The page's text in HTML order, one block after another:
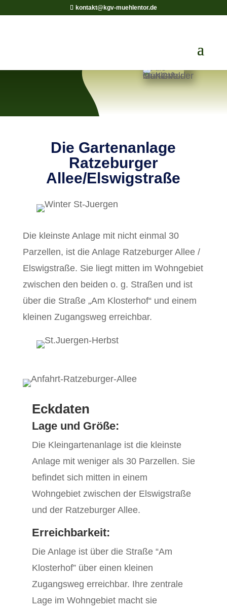
kontakt@kgv-muehlentor.de
Die Gartenanlage
Ratzeburger
Allee/Elswigstraße
Die kleinste Anlage mit nicht einmal 30
Parzellen, ist die Anlage Ratzeburger Allee /
Elswigstraße. Sie liegt mitten im Wohngebiet
zwischen den beiden o. g. Straßen und ist
über die Straße „Am Klosterhof“ und einem
kleinen Zugangsweg erreichbar.
Eckdaten
Lage und Größe:
Die Kleingartenanlage ist die kleinste
Anlage mit weniger als 30 Parzellen. Sie
befindet sich mitten in einem
Wohngebiet zwischen der Elswigstraße
und der Ratzeburger Allee.
Erreichbarkeit:
Die Anlage ist über die Straße “Am
Klosterhof” über einen kleinen
Zugangsweg erreichbar. Ihre zentrale
Lage im Wohngebiet macht sie